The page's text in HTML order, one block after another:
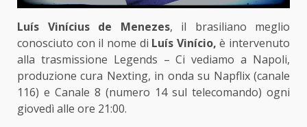
Luís Vinícius de Menezes, il brasiliano meglio
conosciuto con il nome di Luís Vinício,è intervenuto
alla trasmissione Legends – Ci vediamo a Napoli,
produzione cura Nexting, in onda su Napflix (canale
116) e Canale 8 (numero 14 sul telecomando) ogni
giovedì alle ore 21:00.